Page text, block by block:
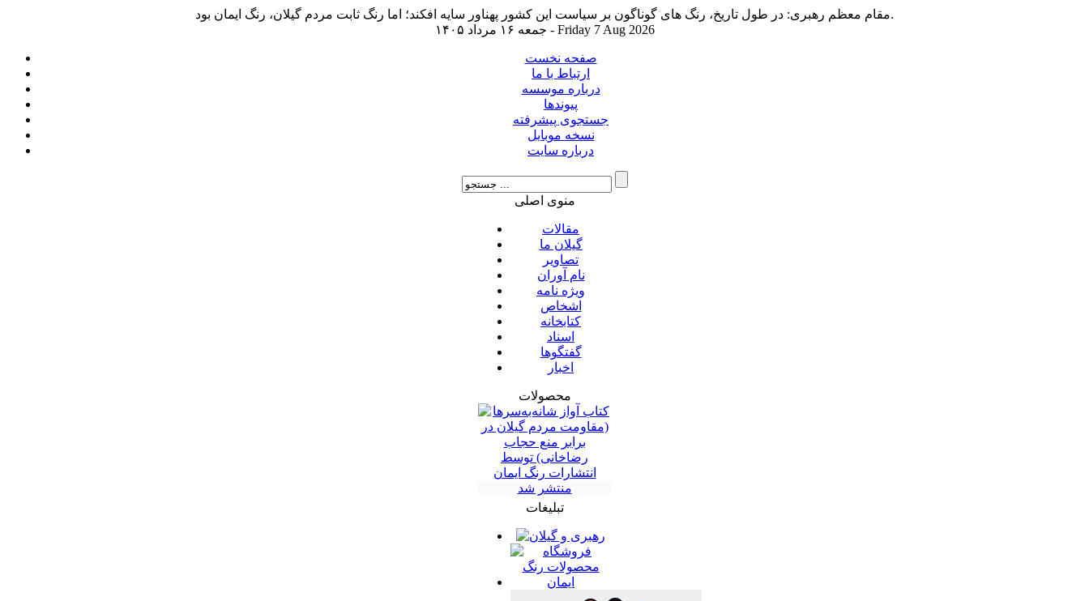
مقام معظم رهبری: در طول تاریخ، رنگ های گوناگون بر سیاست این کشور پهناور سایه افکند؛ اما رنگ ثابت مردم گیلان، رنگ ایمان بود.
جمعه ۱۶ مرداد ۱۴۰۵ - Friday 7 Aug 2026
صفحه نخست
ارتباط با ما
درباره موسسه
پیوندها
جستجوی پیشرفته
نسخه موبایل
درباره سایت
منوی اصلی
مقالات
گیلان ما
تصاویر
نام آوران
ویژه نامه
اشخاص
کتابخانه
اسناد
گفتگوها
اخبار
محصولات
تبلیغات